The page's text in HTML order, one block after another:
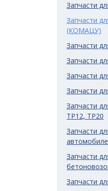
Запчасти
Запчасти
(КОМАЦУ)
Запчасти
Запчасти
Запчасти
Запчасти
Запчасти
ТР12, ТР20
Запчасти
Запчасти
Запчасти